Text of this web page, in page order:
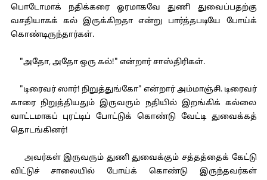
பொடோமாக் நதிக்கரை ஓரமாகவே துணி துவைப்பதற்கு
வசதியாகக் கல் இருக்கிறதா என்று பார்த்தபடியே போய்க்
கொண்டிருந்தார்கள்.
"அதோ, அதோ ஒரு கல்!" என்றார் சாஸ்திரிகள்.
"டிரைவர் ஸார்! நிறுத்துங்கோ" என்றார் அம்மாஞ்சி. டிரைவர்
காரை நிறுத்தியதும் இருவரும் நதியில் இறங்கிக் கல்லை
வாட்டமாகப் புரட்டிப் போட்டுக் கொண்டு வேட்டி துவைக்கத்
தொடங்கினர்!
அவர்கள் இருவரும் துணி துவைக்கும் சத்தத்தைக் கேட்டு
விட்டுச் சாலையில் போய்க் கொண்டு இருந்தவர்கள்